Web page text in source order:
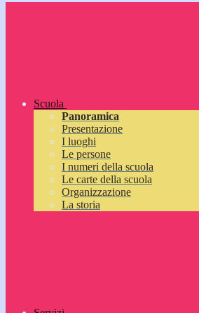
Scuola
Panoramica
Presentazione
I luoghi
Le persone
I numeri della scuola
Le carte della scuola
Organizzazione
La storia